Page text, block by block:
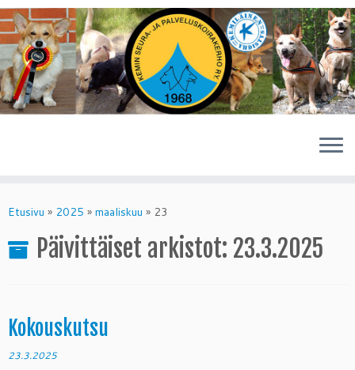
toEtusivu » 2025 » maaliskuu » 23
Päivittäiset arkistot: 23.3.2025
Kokouskutsu
23.3.2025